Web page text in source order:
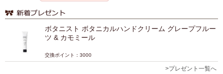
ボタニスト ボタニカルハンドクリーム グレープフルー
ツ & カモミール
交換ポイント：3000
>プレゼント一覧へ